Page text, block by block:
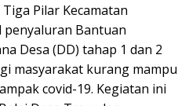
Pilar Kecamatan
penyaluran Bantuan
Desa (DD) tahap 1 dan 2
masyarakat kurang mampu
covid-19. Kegiatan ini